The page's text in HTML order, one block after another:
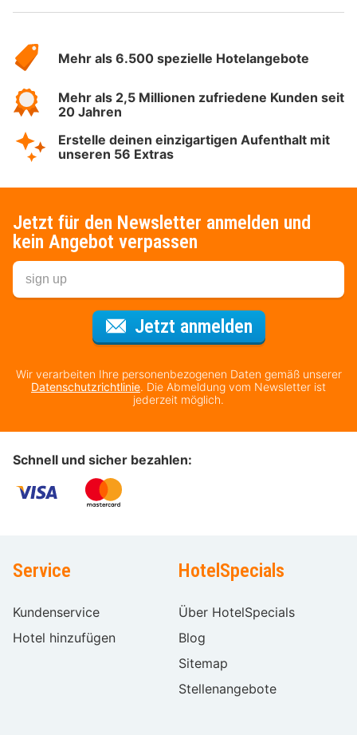
Hotelspecials
Mehr als 6.500 spezielle Hotelangebote
Mehr als 2,5 Millionen zufriedene Kunden seit
20 Jahren
Erstelle deinen einzigartigen Aufenthalt mit
unseren 56 Extras
Jetzt für den Newsletter anmelden und
kein Angebot verpassen
Jetzt anmeldenFür den
Wir verarbeiten Ihre personenbezogenen Daten gemäß unserer
Datenschutzrichtlinie. Die Abmeldung vom Newsletter ist
jederzeit möglich.
Schnell und sicher bezahlen:
Service
Kundenservice
Hotel hinzufügen
HotelSpecials
Über HotelSpecials
Blog
Sitemap
Stellenangebote